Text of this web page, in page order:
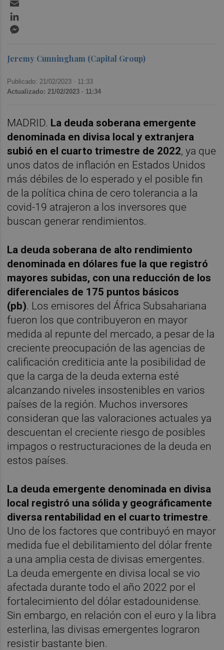
Jeremy Cunningham (Capital Group)
Publicado: 21/02/2023 · 11:33
Actualizado: 21/02/2023 · 11:34
MADRID. La deuda soberana emergente
denominada en divisa local y extranjera
subió en el cuarto trimestre de 2022, ya que
unos datos de inflación en Estados Unidos
más débiles de lo esperado y el posible fin
de la política china de cero tolerancia a la
covid-19 atrajeron a los inversores que
buscan generar rendimientos.
La deuda soberana de alto rendimiento
denominada en dólares fue la que registró
mayores subidas, con una reducción de los
diferenciales de 175 puntos básicos
(pb). Los emisores del África Subsahariana
fueron los que contribuyeron en mayor
medida al repunte del mercado, a pesar de la
creciente preocupación de las agencias de
calificación crediticia ante la posibilidad de
que la carga de la deuda externa esté
alcanzando niveles insostenibles en varios
países de la región. Muchos inversores
consideran que las valoraciones actuales ya
descuentan el creciente riesgo de posibles
impagos o restructuraciones de la deuda en
estos países.
La deuda emergente denominada en divisa
local registró una sólida y geográficamente
diversa rentabilidad en el cuarto trimestre.
Uno de los factores que contribuyó en mayor
medida fue el debilitamiento del dólar frente
a una amplia cesta de divisas emergentes.
La deuda emergente en divisa local se vio
afectada durante todo el año 2022 por el
fortalecimiento del dólar estadounidense.
Sin embargo, en relación con el euro y la libra
esterlina, las divisas emergentes lograron
resistir bastante bien.